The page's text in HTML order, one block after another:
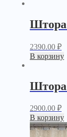
2390.00 ₽
В корзину
Штора
2900.00 ₽
В корзину